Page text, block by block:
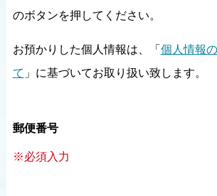
のボタンを押してください。
お預かりした個人情報は、「 個人情報
て 」に基づいてお取り扱い致します。
郵便番号
※必須入力